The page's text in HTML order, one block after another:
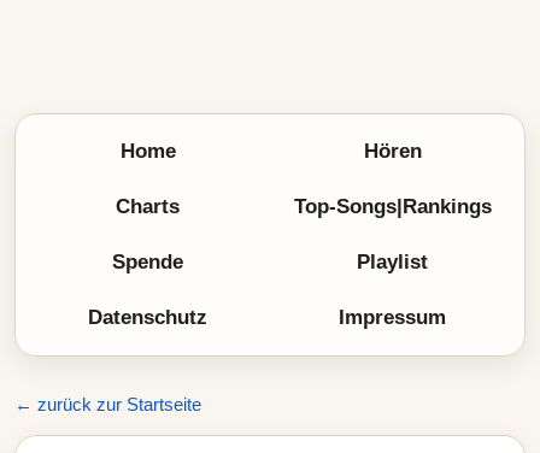
Home Hören
Charts Top-Songs|Rankings
Spende Playlist
Datenschutz Impressum
← zurück zur Startseite